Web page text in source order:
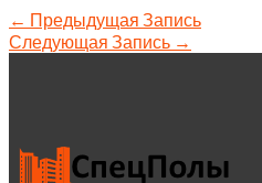
← Предыдущая Запись
Следующая Запись →